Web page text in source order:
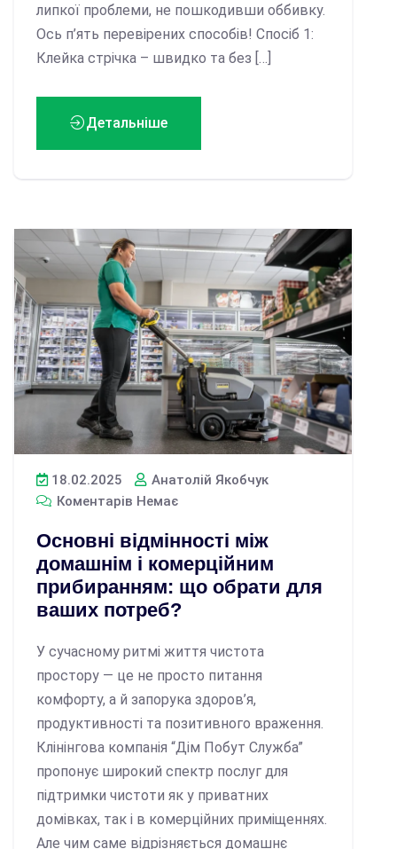
липкої проблеми, не пошкодивши оббивку.
Ось п’ять перевірених способів! Спосіб 1:
Клейка стрічка – швидко та без […]
Детальніше
18.02.2025
Анатолій Якобчук
Коментарів Немає
Основні відмінності між
домашнім і комерційним
прибиранням: що обрати для
ваших потреб?
У сучасному ритмі життя чистота
простору — це не просто питання
комфорту, а й запорука здоров’я,
продуктивності та позитивного враження.
Клінінгова компанія “Дім Побут Служба”
пропонує широкий спектр послуг для
підтримки чистоти як у приватних
домівках, так і в комерційних приміщеннях.
Але чим саме відрізняється домашнє